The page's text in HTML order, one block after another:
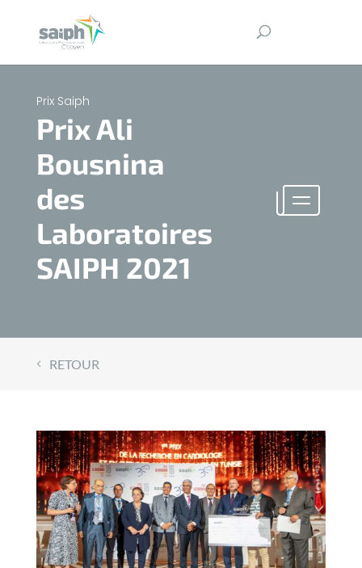
Prix Saiph
Prix Ali
Bousnina
des
Laboratoires
SAIPH 2021
RETOUR